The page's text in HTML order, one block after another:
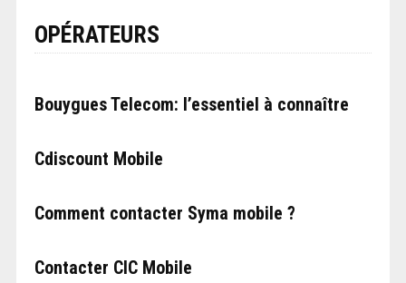
OPÉRATEURS
Bouygues Telecom: l’essentiel à connaître
Cdiscount Mobile
Comment contacter Syma mobile ?
Contacter CIC Mobile